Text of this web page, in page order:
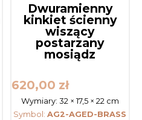
Dwuramienny
kinkiet ścienny
wiszący
postarzany
mosiądz
620,00 zł
Wymiary: 32 × 17,5 × 22 cm
Symbol:AG2-AGED-BRASS